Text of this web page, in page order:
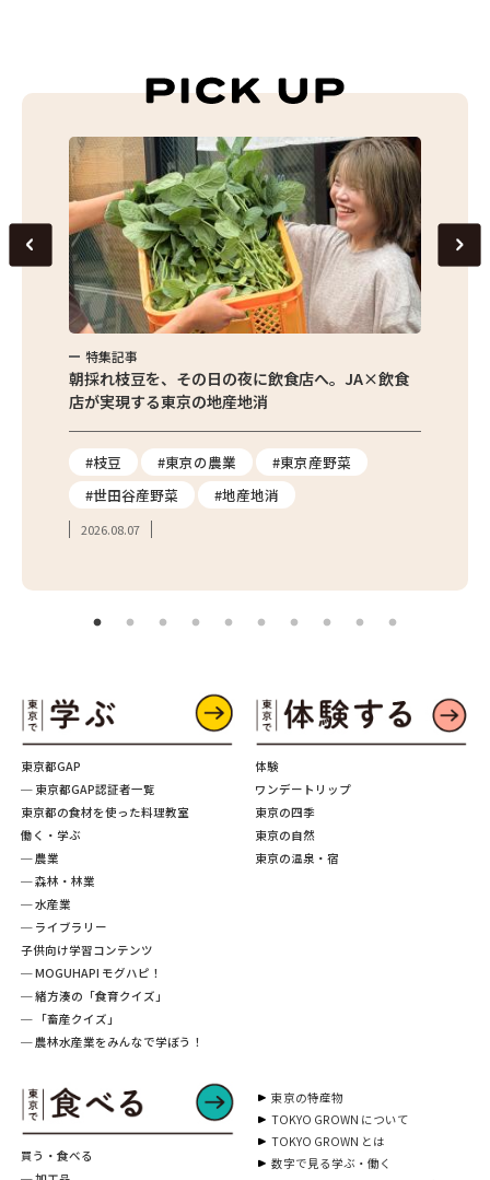
特集記事
朝採れ枝豆を、その日の夜に飲食店へ。JA×飲食
店が実現する東京の地産地消
#枝豆 #東京の農業
#東京産野菜
#世田谷産野菜
#地産地消
2026.08.07
東京都GAP
─ 東京都GAP認証者一覧
東京都の食材を使った料理教室
働く・学ぶ
─ 農業
─ 森林・林業
─ 水産業
─ ライブラリー
子供向け学習コンテンツ
─ MOGUHAPI モグハピ！
─ 緒方湊の「食育クイズ」
─ 「畜産クイズ」
─ 農林水産業をみんなで学ぼう！
買う・食べる
体験
ワンデートリップ
東京の四季
東京の自然
東京の温泉・宿
東京の特産物
TOKYO GROWN について
TOKYO GROWN とは
数字で見る学ぶ・働く